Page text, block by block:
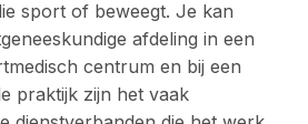
sport of beweegt. Je kan
afdeling in een
centrum en bij een
praktijk zijn het vaak